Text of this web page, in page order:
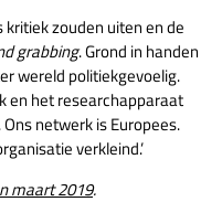
kritiek zouden uiten en de
grabbing. Grond in handen
wereld politiekgevoelig.
en het researchapparaat
netwerk is Europees.
verkleind.’
maart 2019.